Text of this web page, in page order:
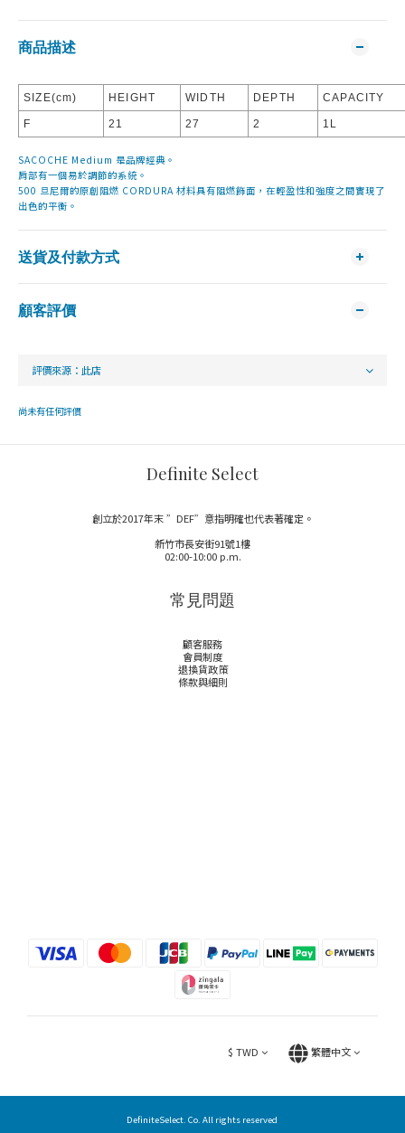
商品描述
SIZE(cm) HEIGHT WIDTH DEPTH CAPACITY
F 21 27 2 1L
SACOCHE Medium 是品牌經典。
肩部有一個易於調節的系統。
500 旦尼爾的原創阻燃 CORDURA 材料具有阻燃飾面，在輕盈性和強度之間實現了
出色的平衡。
送貨及付款方式
顧客評價
尚未有任何評價
Definite Select
創立於2017年末 ”DEF”意指明確也代表著確定。
新竹市長安街91號1樓
02:00-10:00 p.m.
常見問題
顧客服務
會員制度
退換貨政策
條款與細則
$ TWD 繁體中文
DefiniteSelect. Co. All rights reserved